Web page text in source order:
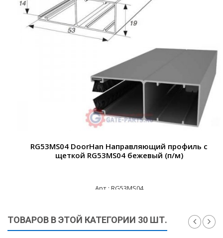
RG53MS04 DoorHan Направляющий профиль с
щеткой RG53MS04 бежевый (п/м)
Арт.: RG53MS04
ТОВАРОВ В ЭТОЙ КАТЕГОРИИ 30 ШТ.